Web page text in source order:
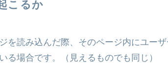
こるか
を読み込んだ際、そのページ内にユー
る場合です。（見えるものでも同じ）